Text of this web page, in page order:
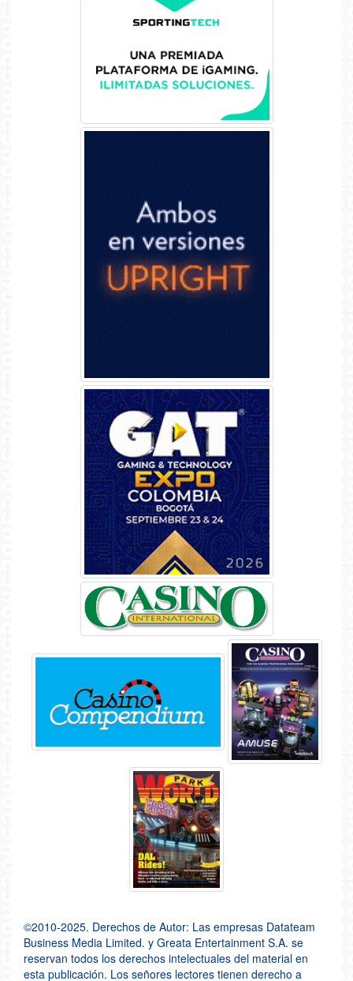
©2010-2025. Derechos de Autor: Las empresas Datateam
Business Media Limited. y Greata Entertainment S.A. se
reservan todos los derechos intelectuales del material en
esta publicación. Los señores lectores tienen derecho a